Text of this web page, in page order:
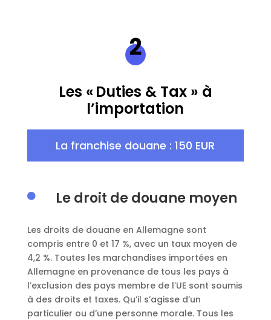
Les « Duties & Tax » à
l’importation
La franchise douane : 150 EUR
 Le droit de douane moyen
Les droits de douane en Allemagne sont
compris entre 0 et 17 %, avec un taux moyen de
4,2 %. Toutes les marchandises importées en
Allemagne en provenance de tous les pays à
l’exclusion des pays membre de l’UE sont soumis
à des droits et taxes. Qu’il s’agisse d’un
particulier ou d’une personne morale. Tous les